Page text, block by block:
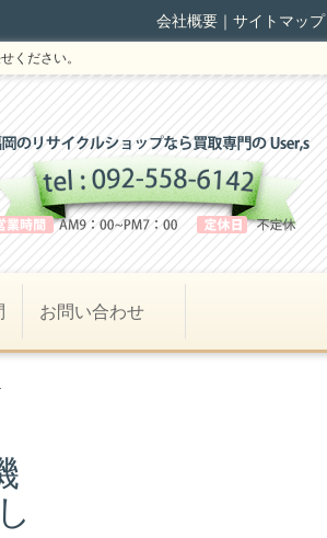
会社概要｜ サイトマップ
ください。
お問い合わせ